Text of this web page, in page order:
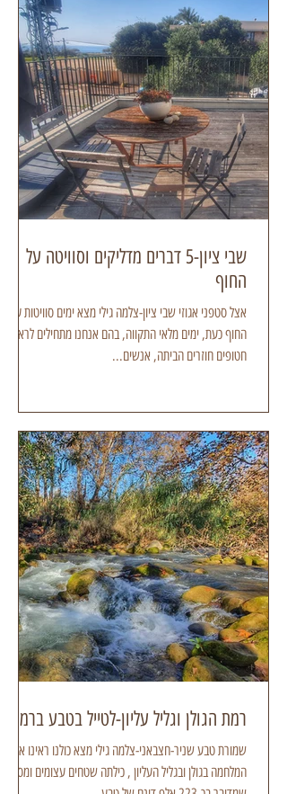
שבי ציון-5 דברים מדליקים וסוויטה על
החוף
אצל סטפני אגוזי שבי ציון-צלמה גילי מצא ימים סוויטות על
החוף כעת, ימים מלאי התקווה, בהם אנחנו מתחילים לראות
חטופים חוזרים הביתה, אנשים...
רמת הגולן וגליל עליון-לטייל בטבע ברמה
שמורת טבע שניר-חצבאני-צלמה גילי מצא כולנו ראינו איך
המלחמה בגולן ובגליל העליון , כילתה שטחים עצומים ומסתבר